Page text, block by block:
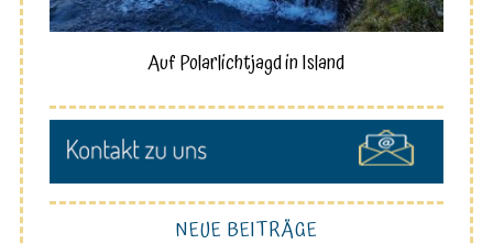
Auf Polarlichtjagd in Island
NEUE BEITRÄGE